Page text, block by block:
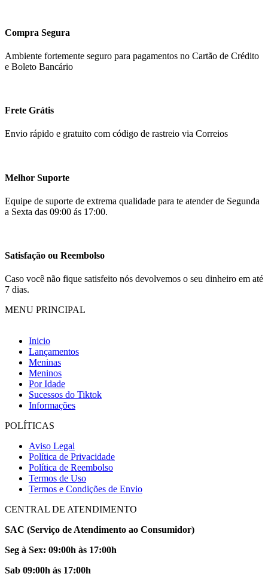
Compra Segura
Ambiente fortemente seguro para pagamentos no Cartão de Crédito
e Boleto Bancário
Frete Grátis
Envio rápido e gratuito com código de rastreio via Correios
Melhor Suporte
Equipe de suporte de extrema qualidade para te atender de Segunda
a Sexta das 09:00 ás 17:00.
Satisfação ou Reembolso
Caso você não fique satisfeito nós devolvemos o seu dinheiro em até
7 dias.
MENU PRINCIPAL
Inicio
Lançamentos
Meninas
Meninos
Por Idade
Sucessos do Tiktok
Informações
POLÍTICAS
Aviso Legal
Política de Privacidade
Política de Reembolso
Termos de Uso
Termos e Condições de Envio
CENTRAL DE ATENDIMENTO
SAC (Serviço de Atendimento ao Consumidor)
Seg à Sex: 09:00h às 17:00h
Sab 09:00h às 17:00h